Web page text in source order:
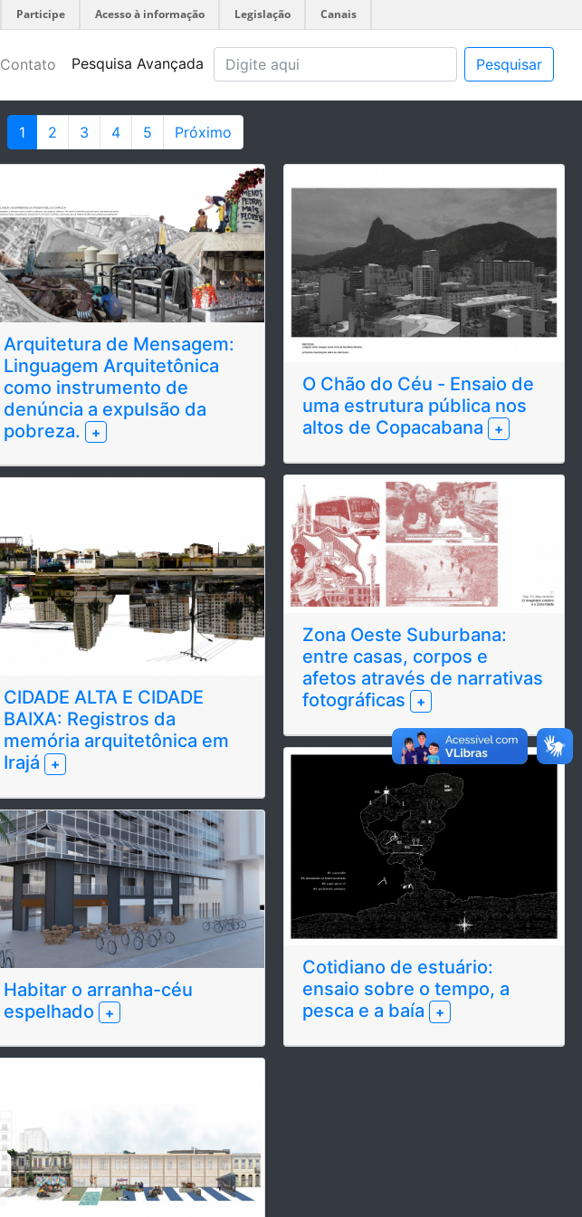
Participe Acesso à informação Legislação Canais
Contato Pesquisa Avançada Pesquisar
1 2 3 4 5 Próximo
Arquitetura de Mensagem:
Linguagem Arquitetônica
como instrumento de
denúncia a expulsão da
pobreza.
+
CIDADE ALTA E CIDADE
BAIXA: Registros da
memória arquitetônica em
Irajá
+
Habitar o arranha-céu
espelhado
+
O Chão do Céu - Ensaio de
uma estrutura pública nos
altos de Copacabana +
Zona Oeste Suburbana:
entre casas, corpos e
afetos através de narrativas
fotográficas +
Cotidiano de estuário:
ensaio sobre o tempo, a
pesca e a baía +